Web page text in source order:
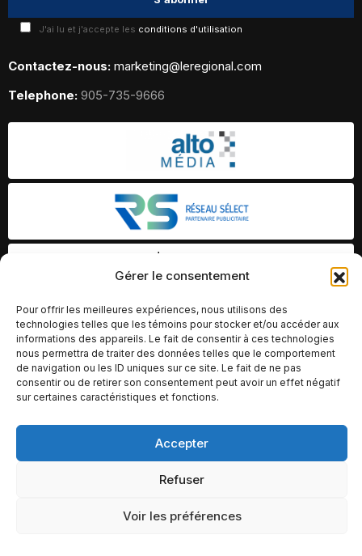
Gérer le consentement
Pour offrir les meilleures expériences, nous utilisons des
technologies telles que les témoins pour stocker et/ou accéder aux
informations des appareils. Le fait de consentir à ces technologies
nous permettra de traiter des données telles que le comportement
de navigation ou les ID uniques sur ce site. Le fait de ne pas
consentir ou de retirer son consentement peut avoir un effet négatif
sur certaines caractéristiques et fonctions.
Accepter
Refuser
Voir les préférences
J'ai lu et j'accepte les conditions d'utilisation
Contactez-nous: marketing@leregional.com
Telephone: 905-735-9666
© Copyright 2026 – Altomédia Inc |